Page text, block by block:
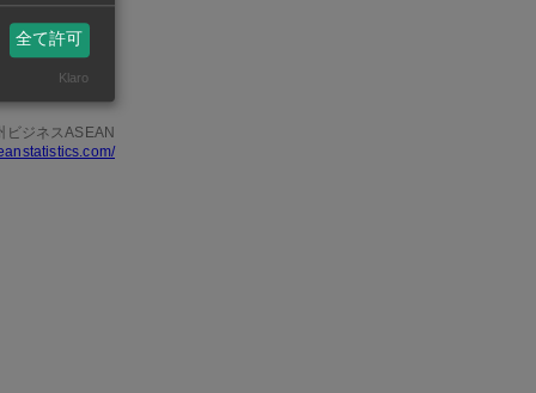
ミニキャブ
る。
ビジネスASEAN
全て許可
Klaro